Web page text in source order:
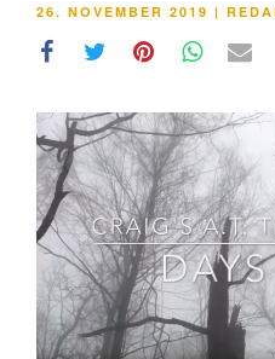
VERÖFFENTLICHT
26. NOVEMBER 2019 |